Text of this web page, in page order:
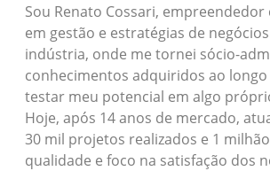
Sou Renato Cossari,
em gestão e estratégias de
indústria, onde me tornei sócio-
conhecimentos adquiridos ao
testar meu potencial em algo
Hoje, após 14 anos de mercado,
30 mil projetos realizados e 1
qualidade e foco na satisfação dos